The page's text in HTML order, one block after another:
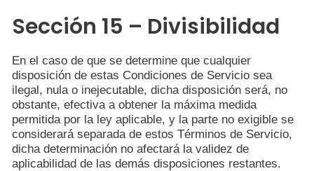
Sección 15 – Divisibilidad
En el caso de que se determine que cualquier
disposición de estas Condiciones de Servicio sea
ilegal, nula o inejecutable, dicha disposición será, no
obstante, efectiva a obtener la máxima medida
permitida por la ley aplicable, y la parte no exigible se
considerará separada de estos Términos de Servicio,
dicha determinación no afectará la validez de
aplicabilidad de las demás disposiciones restantes.